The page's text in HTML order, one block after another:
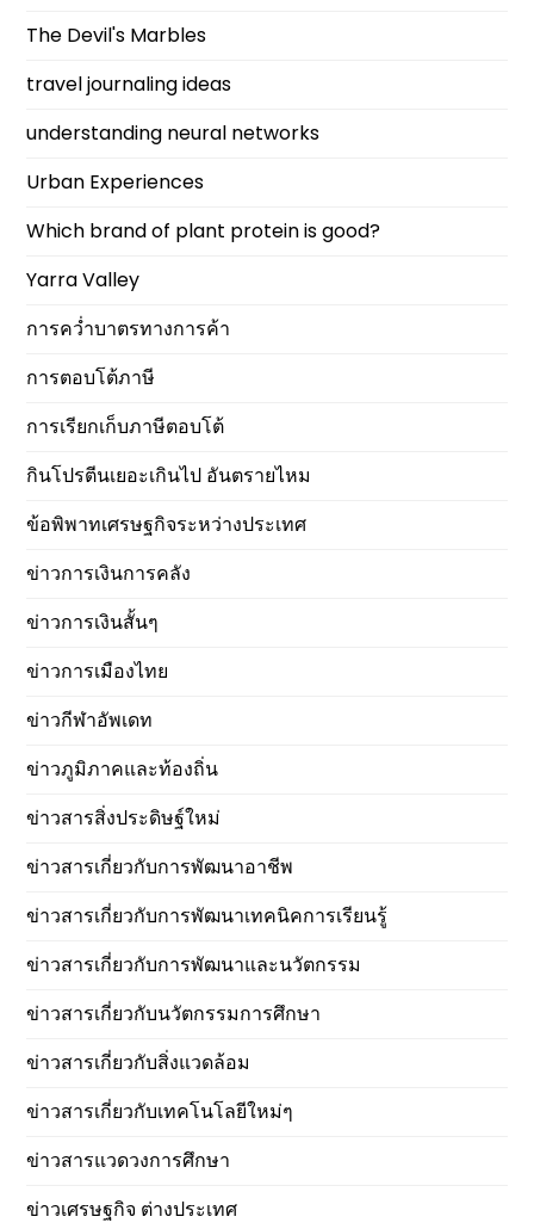
The Devil's Marbles
travel journaling ideas
understanding neural networks
Urban Experiences
Which brand of plant protein is good?
Yarra Valley
การคว่ำบาตรทางการค้า
การตอบโต้ภาษี
การเรียกเก็บภาษีตอบโต้
กินโปรตีนเยอะเกินไป อันตรายไหม
ข้อพิพาทเศรษฐกิจระหว่างประเทศ
ข่าวการเงินการคลัง
ข่าวการเงินสั้นๆ
ข่าวการเมืองไทย
ข่าวกีฬาอัพเดท
ข่าวภูมิภาคและท้องถิ่น
ข่าวสารสิ่งประดิษฐ์ใหม่
ข่าวสารเกี่ยวกับการพัฒนาอาชีพ
ข่าวสารเกี่ยวกับการพัฒนาเทคนิคการเรียนรู้
ข่าวสารเกี่ยวกับการพัฒนาและนวัตกรรม
ข่าวสารเกี่ยวกับนวัตกรรมการศึกษา
ข่าวสารเกี่ยวกับสิ่งแวดล้อม
ข่าวสารเกี่ยวกับเทคโนโลยีใหม่ๆ
ข่าวสารแวดวงการศึกษา
ข่าวเศรษฐกิจ ต่างประเทศ